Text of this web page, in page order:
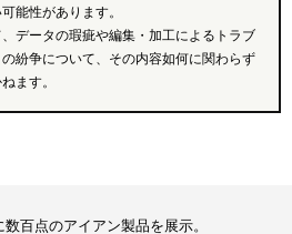
能性があります。
データの瑕疵や編集・加工によるトラブ
紛争について、その内容如何に関わらず
ます。
百点のアイアン製品を展示。